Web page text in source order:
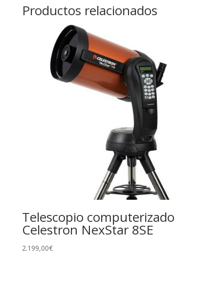
Productos relacionados
Telescopio computerizado
Celestron NexStar 8SE
2.199,00€